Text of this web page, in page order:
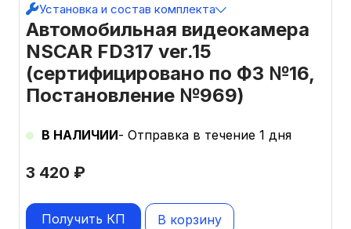
Автомобильная видеокамера
NSCAR FD317 ver.15
(сертифицировано по ФЗ №16,
Постановление №969)
3 420 ₽
В НАЛИЧИИ- Отправка в течение 1 дня
Установка и состав комплекта
В корзину
Получить КП